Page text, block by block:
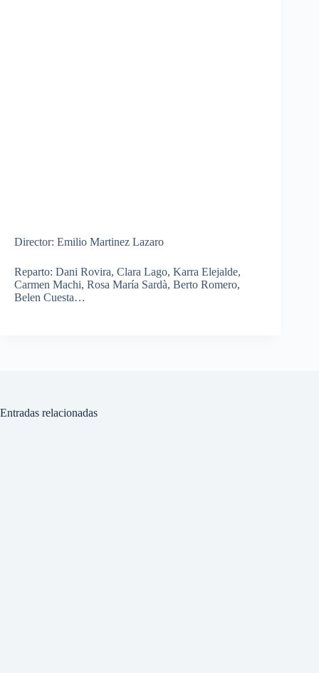
Director: Emilio Martinez Lazaro
Reparto: Dani Rovira, Clara Lago, Karra Elejalde,
Carmen Machi, Rosa María Sardà, Berto Romero,
Belen Cuesta…
Entradas relacionadas